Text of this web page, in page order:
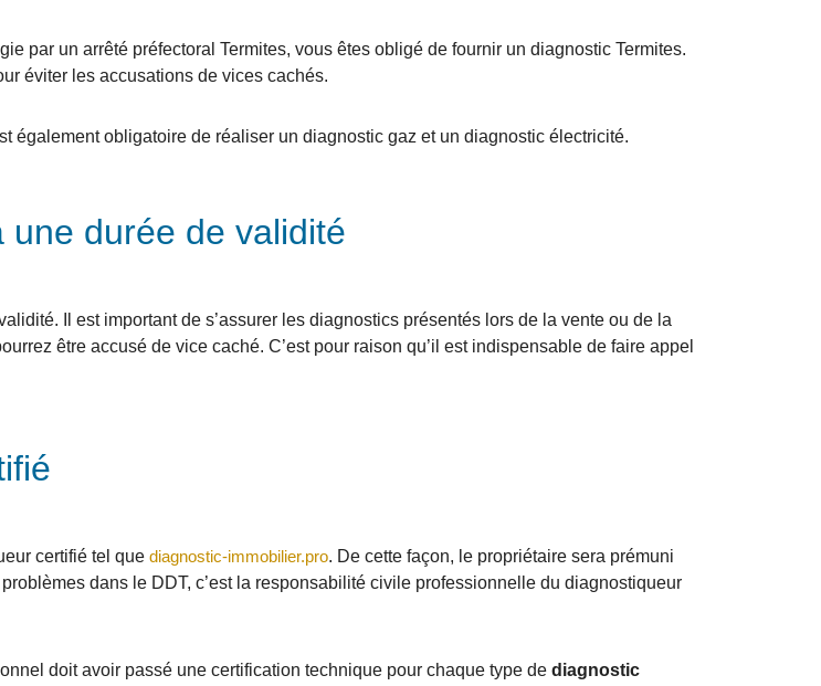
par un arrêté préfectoral Termites, vous êtes obligé de fournir un diagnostic Termites.
éviter les accusations de vices cachés.
également obligatoire de réaliser un diagnostic gaz et un diagnostic électricité.
durée de validité
Il est important de s’assurer les diagnostics présentés lors de la vente ou de la
être accusé de vice caché. C’est pour raison qu’il est indispensable de faire appel
certifié tel que diagnostic-immobilier.pro. De cette façon, le propriétaire sera prémuni
dans le DDT, c’est la responsabilité civile professionnelle du diagnostiqueur
doit avoir passé une certification technique pour chaque type de diagnostic